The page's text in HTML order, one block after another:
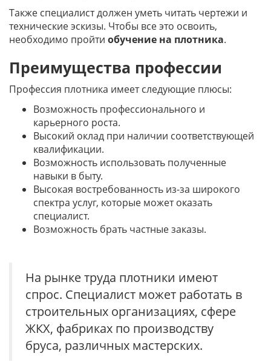
Также специалист должен уметь читать чертежи и
технические эскизы. Чтобы все это освоить,
необходимо пройти обучение на плотника.
Преимущества профессии
Профессия плотника имеет следующие плюсы:
Возможность профессионального и
карьерного роста.
Высокий оклад при наличии соответствующей
квалификации.
Возможность использовать полученные
навыки в быту.
Высокая востребованность из-за широкого
спектра услуг, которые может оказать
специалист.
Возможность брать частные заказы.
На рынке труда плотники имеют
спрос. Специалист может работать в
строительных организациях, сфере
ЖКХ, фабриках по производству
бруса, различных мастерских.